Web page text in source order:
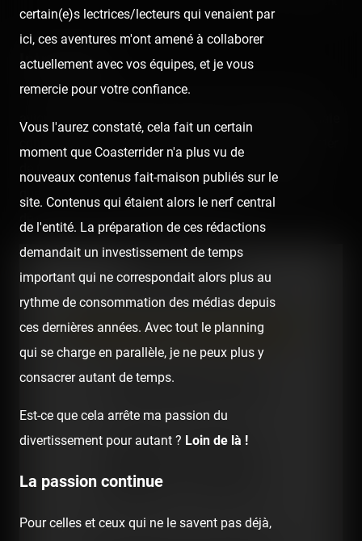
Introduction
En ce Mercredi 21 juin de forte chaleur, Pascal et moi
avions été gracieusement invités à une matinée spéciale
consacrée à Pégase Express, le nouveau Family Coaster
de Gerstlauer au Parc Astérix. Découvrons ensemble
quelques faces cachées de la nouveauté 2017, en plus
de ce que vous verrez habituellement. 😉
certain(e)s lectrices/lecteurs qui venaient par
ici, ces aventures m'ont amené à collaborer
actuellement avec vos équipes, et je vous
remercie pour votre confiance.
Vous l'aurez constaté, cela fait un certain
moment que Coasterrider n'a plus vu de
nouveaux contenus fait-maison publiés sur le
site. Contenus qui étaient alors le nerf central
de l'entité. La préparation de ces rédactions
demandait un investissement de temps
important qui ne correspondait alors plus au
rythme de consommation des médias depuis
ces dernières années. Avec tout le planning
qui se charge en parallèle, je ne peux plus y
consacrer autant de temps.
Est-ce que cela arrête ma passion du
divertissement pour autant ? Loin de là !
La passion continue
Pour celles et ceux qui ne le savent pas déjà,